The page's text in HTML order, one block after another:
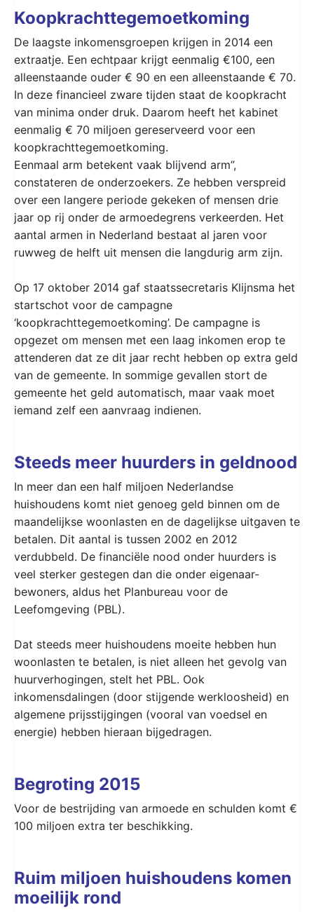
Koopkrachttegemoetkoming
De laagste inkomensgroepen krijgen in 2014 een
extraatje. Een echtpaar krijgt eenmalig €100, een
alleenstaande ouder € 90 en een alleenstaande € 70.
In deze financieel zware tijden staat de koopkracht
van minima onder druk. Daarom heeft het kabinet
eenmalig € 70 miljoen gereserveerd voor een
koopkrachttegemoetkoming.
Eenmaal arm betekent vaak blijvend arm”,
constateren de onderzoekers. Ze hebben verspreid
over een langere periode gekeken of mensen drie
jaar op rij onder de armoedegrens verkeerden. Het
aantal armen in Nederland bestaat al jaren voor
ruwweg de helft uit mensen die langdurig arm zijn.
Op 17 oktober 2014 gaf staatssecretaris Klijnsma het
startschot voor de campagne
‘koopkrachttegemoetkoming’. De campagne is
opgezet om mensen met een laag inkomen erop te
attenderen dat ze dit jaar recht hebben op extra geld
van de gemeente. In sommige gevallen stort de
gemeente het geld automatisch, maar vaak moet
iemand zelf een aanvraag indienen.
Steeds meer huurders in geldnood
In meer dan een half miljoen Nederlandse
huishoudens komt niet genoeg geld binnen om de
maandelijkse woonlasten en de dagelijkse uitgaven te
betalen. Dit aantal is tussen 2002 en 2012
verdubbeld. De financiële nood onder huurders is
veel sterker gestegen dan die onder eigenaar-
bewoners, aldus het Planbureau voor de
Leefomgeving (PBL).
Dat steeds meer huishoudens moeite hebben hun
woonlasten te betalen, is niet alleen het gevolg van
huurverhogingen, stelt het PBL. Ook
inkomensdalingen (door stijgende werkloosheid) en
algemene prijsstijgingen (vooral van voedsel en
energie) hebben hieraan bijgedragen.
Begroting 2015
Voor de bestrijding van armoede en schulden komt €
100 miljoen extra ter beschikking.
Ruim miljoen huishoudens komen
moeilijk rond